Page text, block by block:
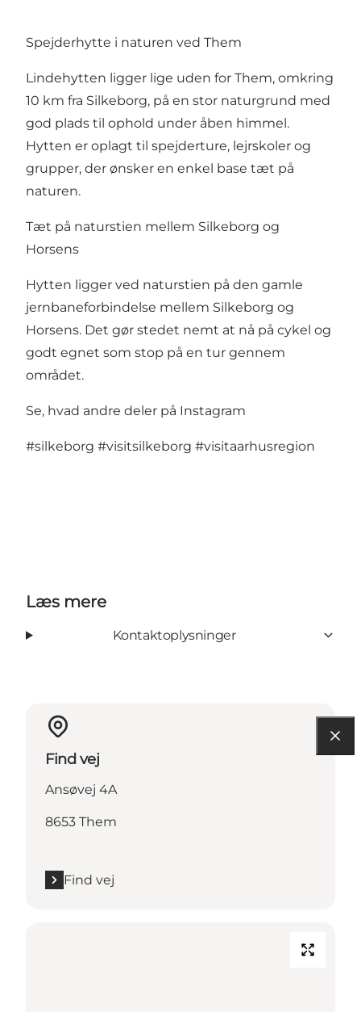
Spejderhytte i naturen ved Them
Lindehytten ligger lige uden for Them, omkring
10 km fra Silkeborg, på en stor naturgrund med
god plads til ophold under åben himmel.
Hytten er oplagt til spejderture, lejrskoler og
grupper, der ønsker en enkel base tæt på
naturen.
Tæt på naturstien mellem Silkeborg og
Horsens
Hytten ligger ved naturstien på den gamle
jernbaneforbindelse mellem Silkeborg og
Horsens. Det gør stedet nemt at nå på cykel og
godt egnet som stop på en tur gennem
området.
Se, hvad andre deler på Instagram
#silkeborg #visitsilkeborg #visitaarhusregion
Læs mere
Kontaktoplysninger
Find vej
Ansøvej 4A
8653 Them
Find vej